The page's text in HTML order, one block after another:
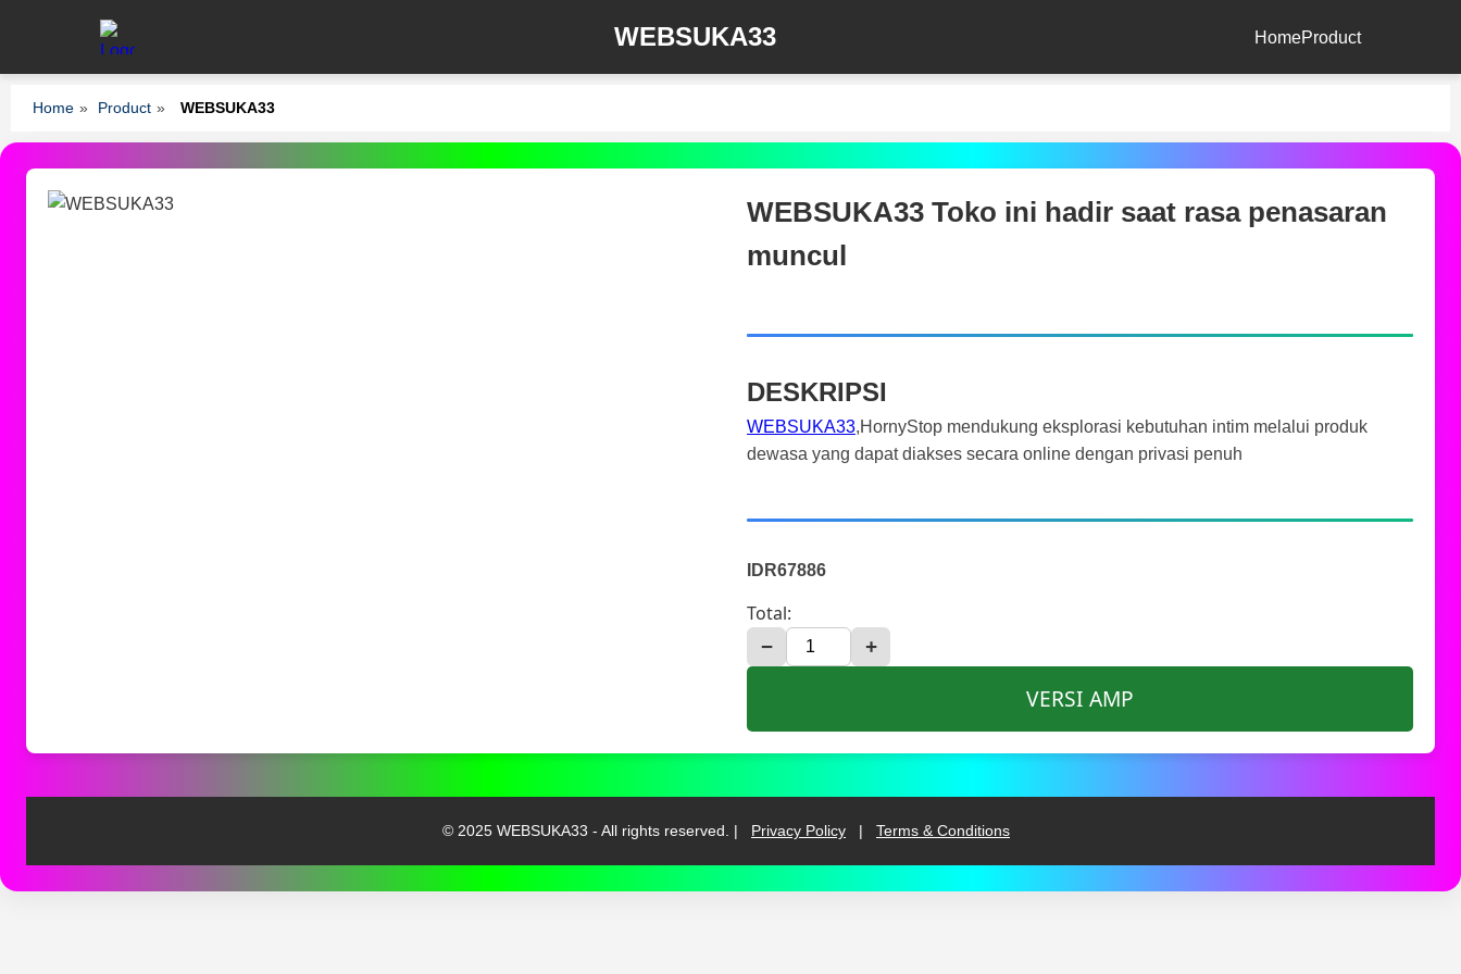
WEBSUKA33 HomeProduct
Home » Product » WEBSUKA33
WEBSUKA33 Toko ini hadir saat rasa penasaran
muncul
DESKRIPSI
WEBSUKA33,HornyStop mendukung eksplorasi kebutuhan intim melalui produk
dewasa yang dapat diakses secara online dengan privasi penuh
IDR67886
Total:
− +
VERSI AMP
© 2025 WEBSUKA33 - All rights reserved. | Privacy Policy | Terms & Conditions